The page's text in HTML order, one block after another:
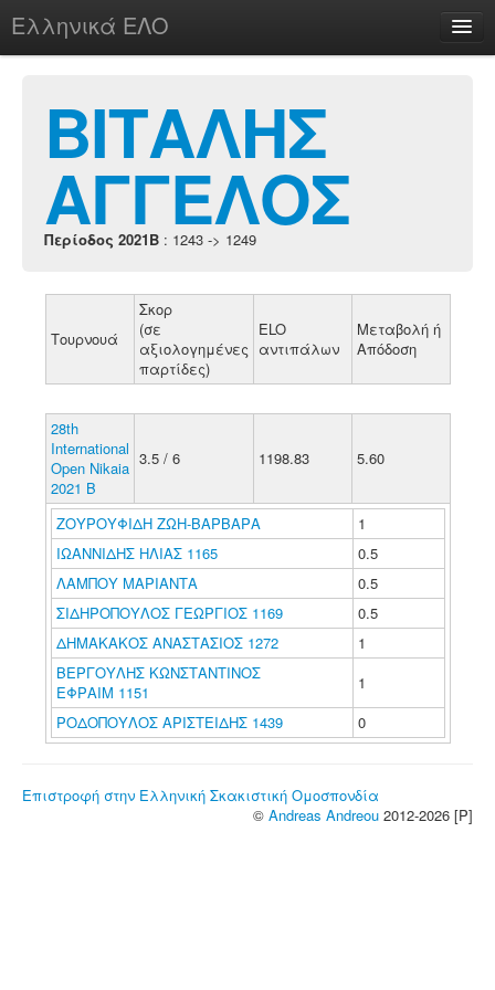
Ελληνικά ΕΛΟ
chesstu.be @ discord
Login
ΒΙΤΑΛΗΣ
ΑΓΓΕΛΟΣ
Περίοδος 2021B : 1243 -> 1249
Τουρνουά
Σκορ
(σε
αξιολογημένες
παρτίδες)
ELO
αντιπάλων
Μεταβολή ή
Απόδοση
28th
International
Open Nikaia
2021 B
3.5 / 6 1198.83 5.60
ΖΟΥΡΟΥΦΙΔΗ ΖΩΗ-ΒΑΡΒΑΡΑ
1
ΙΩΑΝΝΙΔΗΣ ΗΛΙΑΣ 1165
0.5
ΛΑΜΠΟΥ ΜΑΡΙΑΝΤΑ
0.5
ΣΙΔΗΡΟΠΟΥΛΟΣ ΓΕΩΡΓΙΟΣ 1169
0.5
ΔΗΜΑΚΑΚΟΣ ΑΝΑΣΤΑΣΙΟΣ 1272
1
ΒΕΡΓΟΥΛΗΣ ΚΩΝΣΤΑΝΤΙΝΟΣ
ΕΦΡΑΙΜ 1151
1
ΡΟΔΟΠΟΥΛΟΣ ΑΡΙΣΤΕΙΔΗΣ 1439
0
Επιστροφή στην Ελληνική Σκακιστική Ομοσπονδία
© Andreas Andreou 2012-2026 [P]